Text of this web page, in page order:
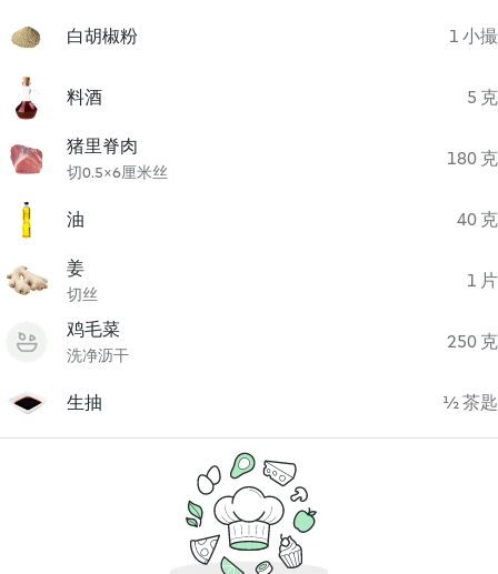
白胡椒粉 1 小撮
料酒 5 克
猪里脊肉
切0.5×6厘米丝
180 克
油 40 克
姜
切丝
1 片
鸡毛菜
洗净沥干
250 克
生抽 ½ 茶匙